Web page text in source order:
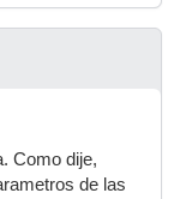
Como dije,
de las